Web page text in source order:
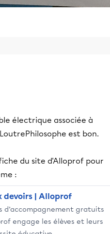
électrique associée à
est bon.
du site d'Alloprof pour
:
devoirs | Alloprof
d’accompagnement gratuits
engage les élèves et leurs